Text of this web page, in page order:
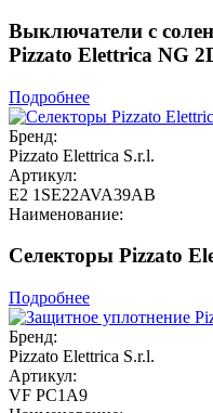
Выключатели с
Pizzato Elettrica NG
Подробнее
Бренд:
Pizzato Elettrica S.r.l.
Артикул:
E2 1SE22AVA39AB
Наименование:
Селекторы Pizzato
Подробнее
Бренд:
Pizzato Elettrica S.r.l.
Артикул:
VF PC1A9